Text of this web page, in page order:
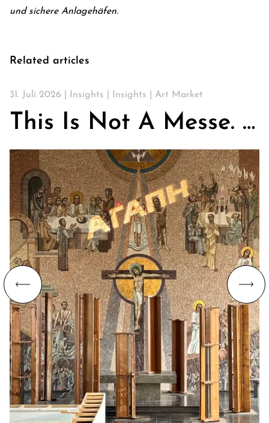
E-Banking Log-In
und sichere Anlagehäfen.
Related articles
31. Juli 2026 | Insights Insights Art Market
This Is Not A Messe. Über Kirchen, Kunst & die Suche nach Gemeinschaft